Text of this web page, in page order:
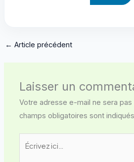
← Article précédent
Laisser un
Votre adresse e-mail ne sera pas
champs obligatoires sont
Écrivez